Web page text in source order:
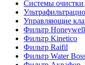
Системы очистки
Управляющие
Фильтр Honeywell
Фильтр Kinetico
Фильтр Raifil
Фильтр Water